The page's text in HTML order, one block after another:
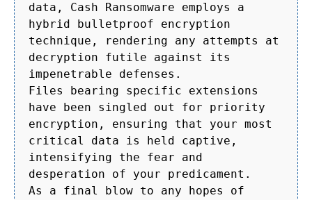
data, Cash Ransomware employs a
hybrid bulletproof encryption
technique, rendering any attempts at
decryption futile against its
impenetrable defenses.
Files bearing specific extensions
have been singled out for priority
encryption, ensuring that your most
critical data is held captive,
intensifying the fear and
desperation of your predicament.
As a final blow to any hopes of